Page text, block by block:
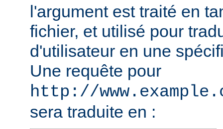
l'argument est traité en
fichier, et utilisé pour
d'utilisateur en une
Une requête pour
http://
sera traduite en :